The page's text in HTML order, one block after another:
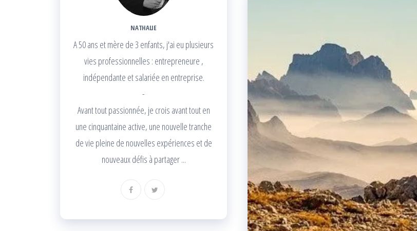
NATHALIE
A 50 ans et mère de 3 enfants, j'ai eu plusieurs
vies professionnelles : entrepreneure ,
indépendante et salariée en entreprise.
-
Avant tout passionnée, je crois avant tout en
une cinquantaine active, une nouvelle tranche
de vie pleine de nouvelles expériences et de
nouveaux défis à partager ...